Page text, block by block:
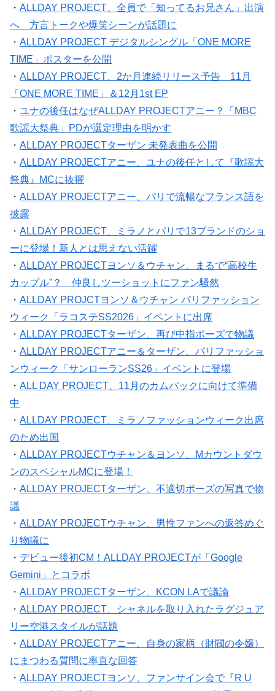
・ ALLDAY PROJECT、全員で「知ってるお兄さん」出演
へ 方言トークや爆笑シーンが話題に
・ ALLDAY PROJECT デジタルシングル「ONE MORE
TIME」ポスターを公開
・ ALLDAY PROJECT、2か月連続リリース予告 11月
「ONE MORE TIME」＆12月1st EP
・ ユナの後任はなぜALLDAY PROJECTアニー？「MBC
歌謡大祭典」PDが選定理由を明かす
・ ALLDAY PROJECTターザン 未発表曲を公開
・ ALLDAY PROJECTアニー、ユナの後任として『歌謡大
祭典』MCに抜擢
・ ALLDAY PROJECTアニー、パリで流暢なフランス語を
披露
・ ALLDAY PROJECT、ミラノとパリで13ブランドのショ
ーに登場！新人とは思えない活躍
・ ALLDAY PROJECTヨンソ＆ウチャン、まるで“高校生
カップル”？ 仲良しツーショットにファン騒然
・ ALLDAY PROJCTヨンソ＆ウチャン パリファッション
ウィーク「ラコステSS2026」イベントに出席
・ ALLDAY PROJECTターザン、再び中指ポーズで物議
・ ALLDAY PROJECTアニー＆ターザン、パリファッショ
ンウィーク「サンローランSS26」イベントに登場
・ ALL DAY PROJECT、11月のカムバックに向けて準備
中
・ ALLDAY PROJECT、ミラノファッションウィーク出席
のため出国
・ ALLDAY PROJECTウチャン＆ヨンソ、Mカウントダウ
ンのスペシャルMCに登場！
・ ALLDAY PROJECTターザン、不適切ポーズの写真で物
議
・ ALLDAY PROJECTウチャン、男性ファンへの返答めぐ
り物議に
・ デビュー後初CM！ALLDAY PROJECTが「Google
Gemini」とコラボ
・ ALLDAY PROJECTターザン、KCON LAで議論
・ ALLDAY PROJECT、シャネルを取り入れたラグジュア
リー空港スタイルが話題
・ ALLDAY PROJECTアニー、自身の家柄（財閥の令嬢）
にまつわる質問に率直な回答
・ ALLDAY PROJECTヨンソ、ファンサイン会で『R U